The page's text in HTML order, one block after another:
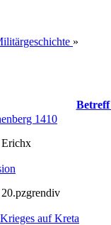
»
Betreff
1410
auf Kreta